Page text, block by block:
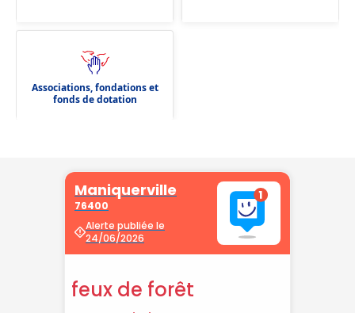
Associations, fondations et
fonds de dotation